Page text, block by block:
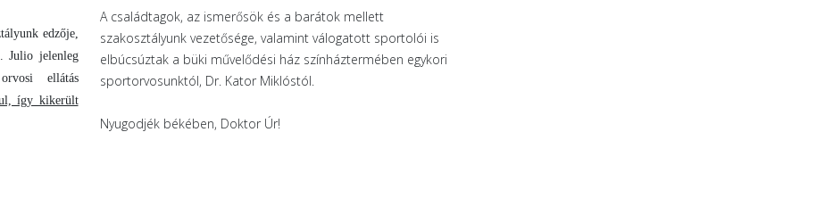
edzője,
Julio jelenleg
ellátás
így kikerült
A családtagok, az ismerősök és a barátok mellett
szakosztályunk vezetősége, valamint válogatott sportolói is
elbúcsúztak a büki művelődési ház színháztermében egykori
sportorvosunktól, Dr. Kator Miklóstól.
Nyugodjék békében, Doktor Úr!